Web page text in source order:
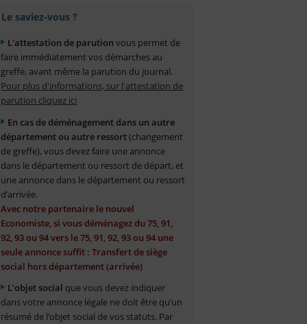
Le saviez-vous ?
L'attestation de parution vous permet de
faire immédiatement vos démarches au
greffe, avant même la parution du journal.
Pour plus d'informations, sur l'attestation de
parution cliquez ici
En cas de déménagement dans un autre
département ou autre ressort(changement
de greffe), vous devez faire une annonce
dans le département ou ressort de départ, et
une annonce dans le département ou ressort
d’arrivée.
Avec notre partenaire le nouvel
Economiste, si vous déménagez du 75, 91,
92, 93 ou 94 vers le 75, 91, 92, 93 ou 94 une
seule annonce suffit : Transfert de siège
social hors département (arrivée)
L’objet social que vous devez indiquer
dans votre annonce légale ne doit être qu’un
résumé de l’objet social de vos statuts. Par